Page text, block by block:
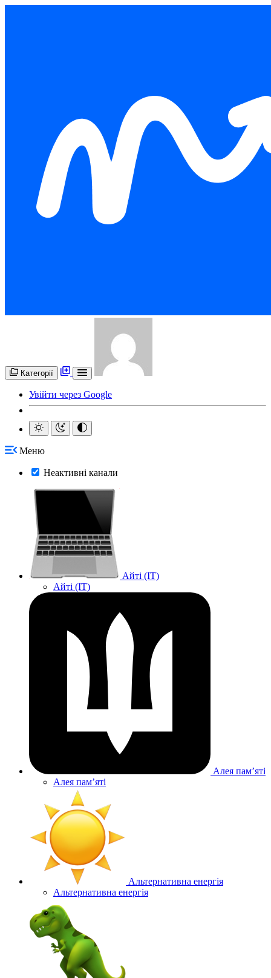
Категорії
Увійти через Google
Меню
Неактивні канали
Айті (IT)
Айті (IT)
Алея памʼяті
Алея памʼяті
Альтернативна енергія
Альтернативна енергія